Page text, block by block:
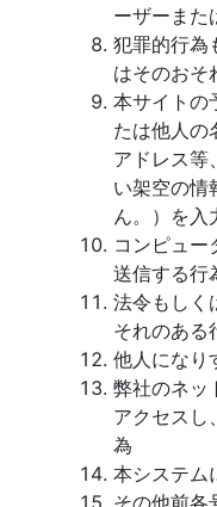
ーザーまた
犯罪的行為
はそのおそ
本サイトの
たは他人の
アドレス等
い架空の情
ん。）を入
コンピュー
送信する行
法令もしく
それのある
他人になり
弊社のネッ
アクセスし
為
本システム
その他前各